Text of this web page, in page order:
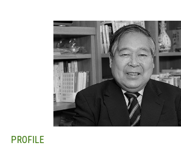
PROFILE